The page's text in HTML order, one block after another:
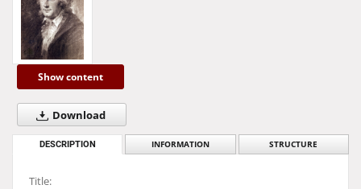
Show content
Download
DESCRIPTION INFORMATION STRUCTURE
Title: